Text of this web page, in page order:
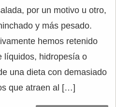
por un motivo u otro,
y más pesado.
hemos retenido
líquidos, hidropesía o
una dieta con demasiado
que atraen al […]